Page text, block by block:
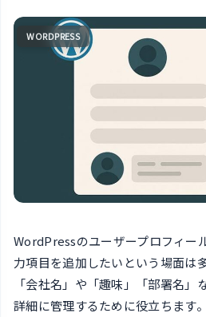
フ
ス
タ
イ
ル
WORDPRESS
WordPressのユーザープロフィー
力項目を追加したいという場面は
「会社名」や「趣味」「部署名」
詳細に管理するために役立ちます